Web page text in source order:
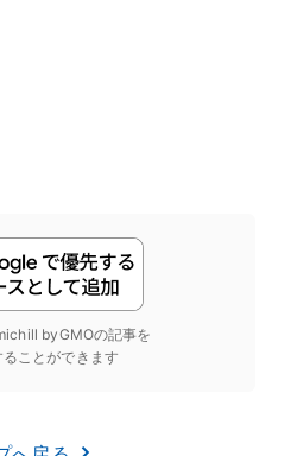
byGMOの記事を
ことができます